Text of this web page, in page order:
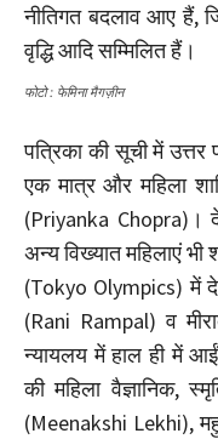
नीतिगत बदलाव आए हैं,
वृद्धि आदि सम्मिलित हैं।
फोटो : फेमिना मैगज़ीन
पत्रिका की सूची में उत्तर
एक मात्र और महिला
(Priyanka Chopra)।
अन्य विख्यात महिलाएं
(Tokyo Olympics) में
(Rani Rampal) व
न्यायलय में हाल ही में आईं
की महिला वैज्ञानिक,
(Meenakshi Lekhi),